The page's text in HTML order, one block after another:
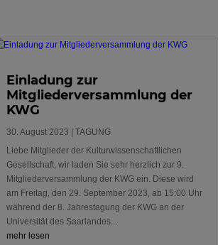
Einladung zur
Mitgliederversammlung der
KWG
30. August 2023 |TAGUNG
Liebe Mitglieder der Kulturwissenschaftlichen
Gesellschaft, wir laden Sie sehr herzlich zur 9.
Mitgliederversammlung der KWG ein. Diese wird
am Freitag, den 29. September 2023, ab 15:00 Uhr
während der 8. Jahrestagung der KWG an der
Universität des Saarlandes...
mehr lesen